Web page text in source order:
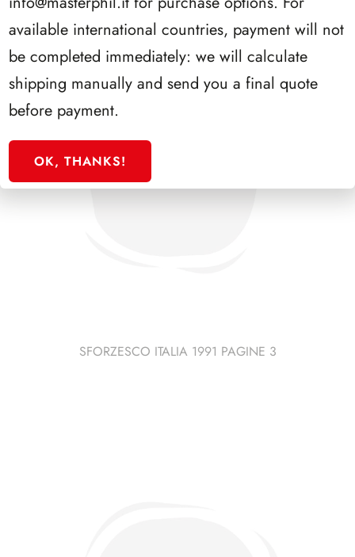
SFORZESCO ITALIA 1991 PAGINE 3
available international countries, payment will not
be completed immediately: we will calculate
shipping manually and send you a final quote
before payment.
OK, THANKS!